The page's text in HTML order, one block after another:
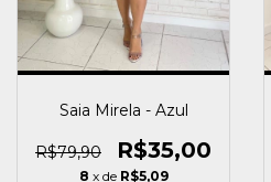
Saia Mirela - Azul
R$79,90 R$35,00
8 x de R$5,09